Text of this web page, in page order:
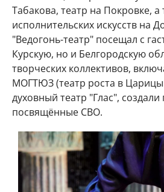
Табакова, театр на Покровке,
исполнительских искусств на
"Ведогонь-театр" посещал с
Курскую, но и Белгородскую
творческих коллективов,
МОГТЮЗ (театр роста в
духовный театр "Глас", создали
посвящённые СВО.